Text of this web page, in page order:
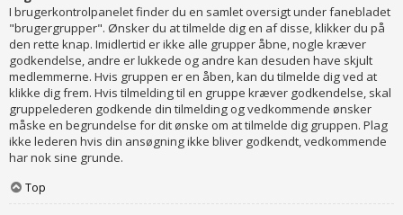
I brugerkontrolpanelet finder du en samlet oversigt under fanebladet
"brugergrupper". Ønsker du at tilmelde dig en af disse, klikker du på
den rette knap. Imidlertid er ikke alle grupper åbne, nogle kræver
godkendelse, andre er lukkede og andre kan desuden have skjult
medlemmerne. Hvis gruppen er en åben, kan du tilmelde dig ved at
klikke dig frem. Hvis tilmelding til en gruppe kræver godkendelse, skal
gruppelederen godkende din tilmelding og vedkommende ønsker
måske en begrundelse for dit ønske om at tilmelde dig gruppen. Plag
ikke lederen hvis din ansøgning ikke bliver godkendt, vedkommende
har nok sine grunde.
Top